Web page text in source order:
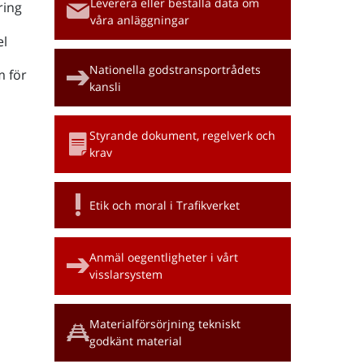
för
våra anläggningar
Nationella godstransportrådets
kansli
Styrande dokument, regelverk och
krav
Etik och moral i Trafikverket
Anmäl oegentligheter i vårt
visslarsystem
Materialförsörjning tekniskt
godkänt material